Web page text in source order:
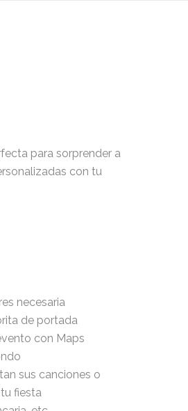
para sorprender a
con tu
necesaria
de portada
con Maps
sus canciones o
fiesta